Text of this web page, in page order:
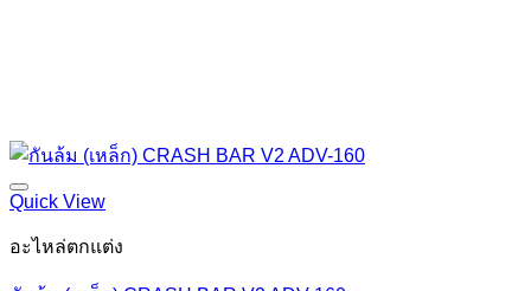
Quick View
อะไหล่ตกแต่ง